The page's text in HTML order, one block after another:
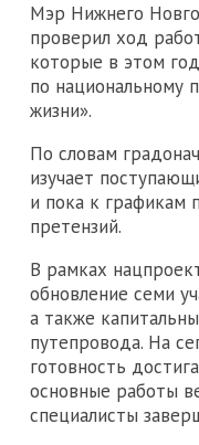
Мэр Нижнего
проверил ход
которые в этом
по национальному
жизни».
По словам
изучает
и пока к графикам
претензий.
В рамках
обновление семи
а также
путепровода. На
готовность
основные работы
специалисты